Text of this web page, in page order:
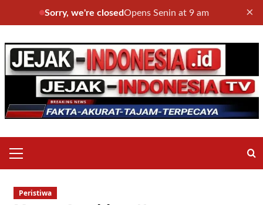
Sorry, we're closedOpens Senin at 9 am ×
to
content
Menu
Peristiwa